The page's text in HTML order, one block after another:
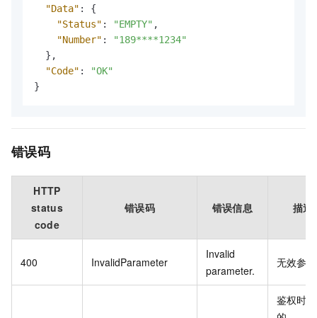
"Data" :
{
"Status" : "EMPTY" ,
"Number" :
"189****1234"
} ,
"Code" :
"OK"
}
错误码
HTTP
status
code
错误码 错误信息 描述
400 InvalidParameter
Invalid
parameter.
无效参数
鉴权时